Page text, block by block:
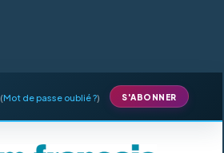
(Mot de passe oublié ?) S'ABONNER